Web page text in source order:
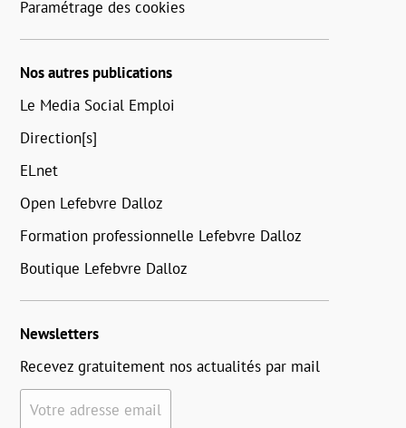
Paramétrage des cookies
Nos autres publications
Le Media Social Emploi
Direction[s]
ELnet
Open Lefebvre Dalloz
Formation professionnelle Lefebvre Dalloz
Boutique Lefebvre Dalloz
Newsletters
Recevez gratuitement nos actualités par mail
Votre adresse email